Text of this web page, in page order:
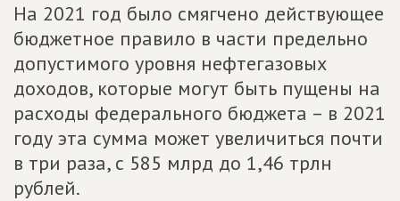
На 2021 год было смягчено действующее
бюджетное правило в части предельно
допустимого уровня нефтегазовых
доходов, которые могут быть пущены на
расходы федерального бюджета – в 2021
году эта сумма может увеличиться почти
в три раза, с 585 млрд до 1,46 трлн
рублей.